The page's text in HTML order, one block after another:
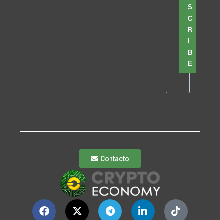
S
C
R
B
E
Contacto